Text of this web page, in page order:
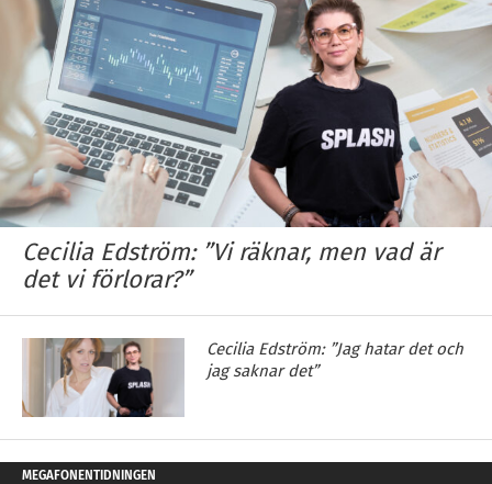
Cecilia Edström: ”Vi räknar, men vad är
det vi förlorar?”
Cecilia Edström: ”Jag hatar det och
jag saknar det”
MEGAFONENTIDNINGEN